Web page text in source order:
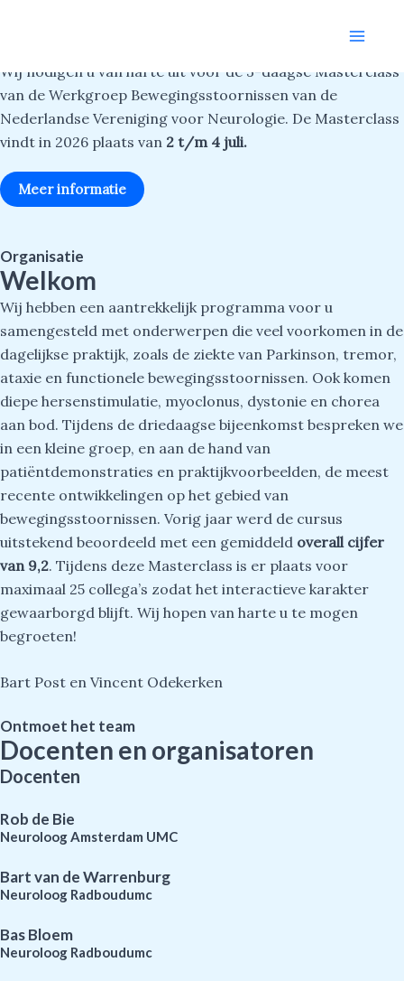
inhoud
Wij nodigen u van harte uit voor de 3-daagse Masterclass
van de Werkgroep Bewegingsstoornissen van de
Nederlandse Vereniging voor Neurologie. De Masterclass
vindt in 2026 plaats van 2 t/m 4 juli.
Meer informatie
Organisatie
Welkom
Wij hebben een aantrekkelijk programma voor u
samengesteld met onderwerpen die veel voorkomen in de
dagelijkse praktijk, zoals de ziekte van Parkinson, tremor,
ataxie en functionele bewegingsstoornissen. Ook komen
diepe hersenstimulatie, myoclonus, dystonie en chorea
aan bod. Tijdens de driedaagse bijeenkomst bespreken we
in een kleine groep, en aan de hand van
patiëntdemonstraties en praktijkvoorbeelden, de meest
recente ontwikkelingen op het gebied van
bewegingsstoornissen. Vorig jaar werd de cursus
uitstekend beoordeeld met een gemiddeld overall cijfer
van 9,2. Tijdens deze Masterclass is er plaats voor
maximaal 25 collega’s zodat het interactieve karakter
gewaarborgd blijft. Wij hopen van harte u te mogen
begroeten!
Bart Post en Vincent Odekerken
Ontmoet het team
Docenten en organisatoren
Docenten
Rob de Bie
Neuroloog Amsterdam UMC
Bart van de Warrenburg
Neuroloog Radboudumc
Bas Bloem
Neuroloog Radboudumc